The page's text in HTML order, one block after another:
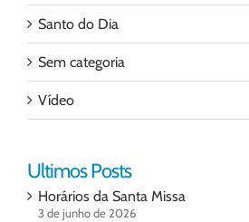
Santo do Dia
Sem categoria
Vídeo
Ultimos Posts
Horários da Santa Missa
3 de junho de 2026